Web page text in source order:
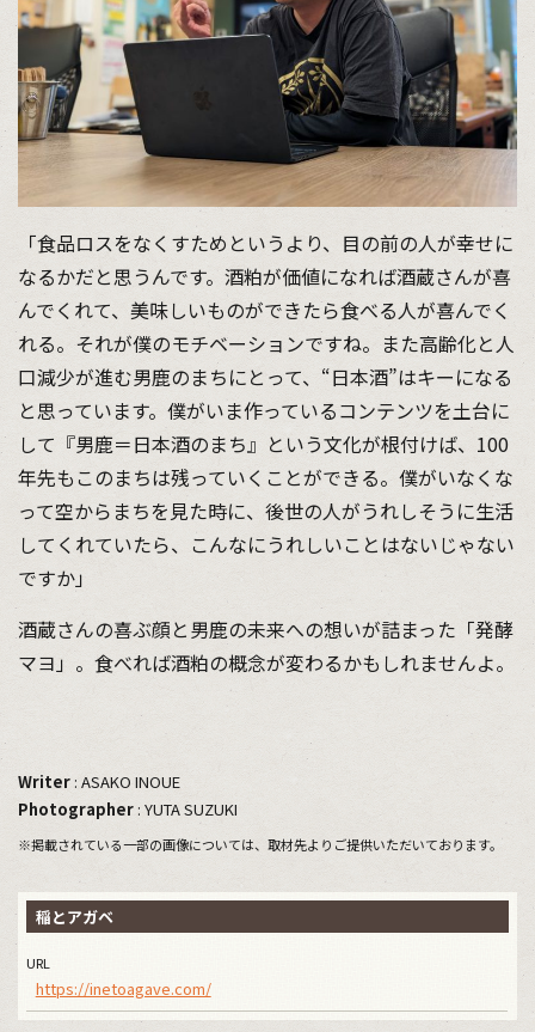
「食品ロスをなくすためというより、目の前の人が幸せに
なるかだと思うんです。酒粕が価値になれば酒蔵さんが喜
んでくれて、美味しいものができたら食べる人が喜んでく
れる。それが僕のモチベーションですね。また高齢化と人
口減少が進む男鹿のまちにとって、“日本酒”はキーになる
と思っています。僕がいま作っているコンテンツを土台に
して『男鹿＝日本酒のまち』という文化が根付けば、100
年先もこのまちは残っていくことができる。僕がいなくな
って空からまちを見た時に、後世の人がうれしそうに生活
してくれていたら、こんなにうれしいことはないじゃない
ですか」
酒蔵さんの喜ぶ顔と男鹿の未来への想いが詰まった「発酵
マヨ」。食べれば酒粕の概念が変わるかもしれませんよ。
Writer: ASAKO INOUE
Photographer: YUTA SUZUKI
※掲載されている一部の画像については、取材先よりご提供いただいております。
稲とアガベ
URL
https://inetoagave.com/